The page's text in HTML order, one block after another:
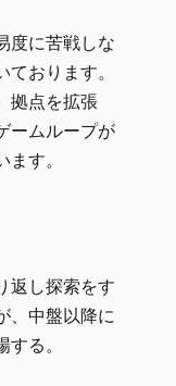
度に苦戦しな
おります。
拠点を拡張
ームループが
す。
返し探索をす
、中盤以降に
る。